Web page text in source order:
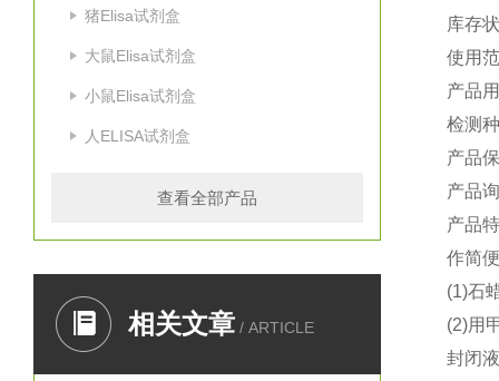
猪Elisa试剂盒
大鼠Elisa试剂盒
小鼠Elisa试剂盒
人ELISA试剂盒
查看全部产品
相关文章 / ARTICLE
库存
使用
产品
检测
产品
产品
产品
作简便
(1)石
(2)用
封闭